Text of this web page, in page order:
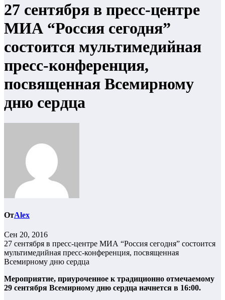
27 сентября в пресс-центре
МИА “Россия сегодня”
состоится мультимедийная
пресс-конференция,
посвященная Всемирному
дню сердца
ОтAlex
Сен 20, 2016
27 сентября в пресс-центре МИА “Россия сегодня” состоится
мультимедийная пресс-конференция, посвященная
Всемирному дню сердца
Мероприятие, приуроченное к традиционно отмечаемому
29 сентября Всемирному дню сердца начнется в 16:00.